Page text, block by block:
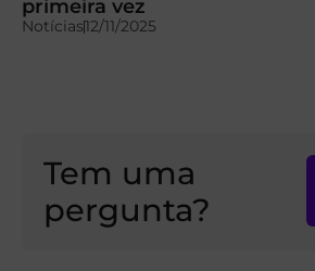
primeira vez
Notícias12/11/2025
Tem uma
pergunta?